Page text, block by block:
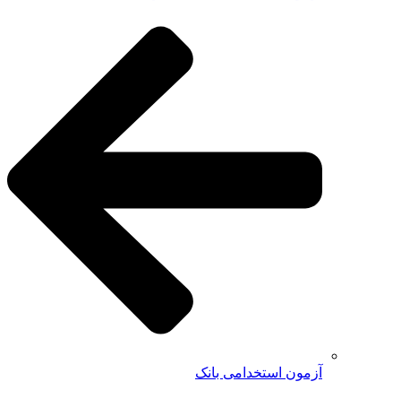
آزمون استخدامی بانک